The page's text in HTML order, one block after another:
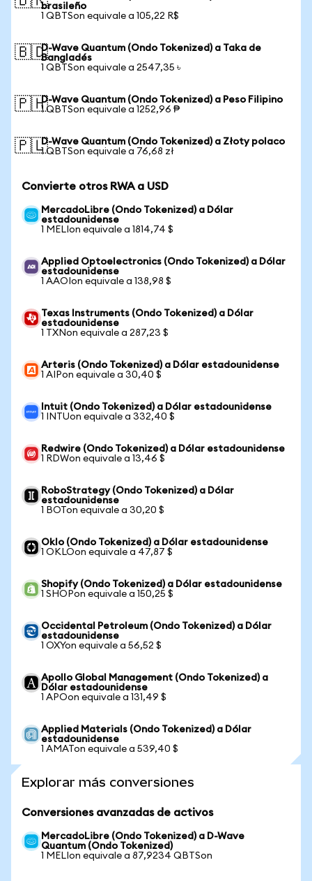
brasileño
1 QBTSon equivale a 105,22 R$
🇧🇩D-Wave Quantum (Ondo Tokenized) a Taka de
Bangladés
1 QBTSon equivale a 2547,35 ৳
🇵🇭D-Wave Quantum (Ondo Tokenized) a Peso Filipino
1 QBTSon equivale a 1252,96 ₱
🇵🇱D-Wave Quantum (Ondo Tokenized) a Złoty polaco
1 QBTSon equivale a 76,68 zł
Convierte otros RWA a USD
MercadoLibre (Ondo Tokenized) a Dólar
estadounidense
1 MELIon equivale a 1814,74 $
Applied Optoelectronics (Ondo Tokenized) a Dólar
estadounidense
1 AAOIon equivale a 138,98 $
Texas Instruments (Ondo Tokenized) a Dólar
estadounidense
1 TXNon equivale a 287,23 $
Arteris (Ondo Tokenized) a Dólar estadounidense
1 AIPon equivale a 30,40 $
Intuit (Ondo Tokenized) a Dólar estadounidense
1 INTUon equivale a 332,40 $
Redwire (Ondo Tokenized) a Dólar estadounidense
1 RDWon equivale a 13,46 $
RoboStrategy (Ondo Tokenized) a Dólar
estadounidense
1 BOTon equivale a 30,20 $
Oklo (Ondo Tokenized) a Dólar estadounidense
1 OKLOon equivale a 47,87 $
Shopify (Ondo Tokenized) a Dólar estadounidense
1 SHOPon equivale a 150,25 $
Occidental Petroleum (Ondo Tokenized) a Dólar
estadounidense
1 OXYon equivale a 56,52 $
Apollo Global Management (Ondo Tokenized) a
Dólar estadounidense
1 APOon equivale a 131,49 $
Applied Materials (Ondo Tokenized) a Dólar
estadounidense
1 AMATon equivale a 539,40 $
Explorar más conversiones
Conversiones avanzadas de activos
MercadoLibre (Ondo Tokenized) a D-Wave
Quantum (Ondo Tokenized)
1 MELIon equivale a 87,9234 QBTSon